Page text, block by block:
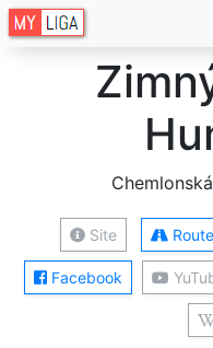
Site Route
Facebook